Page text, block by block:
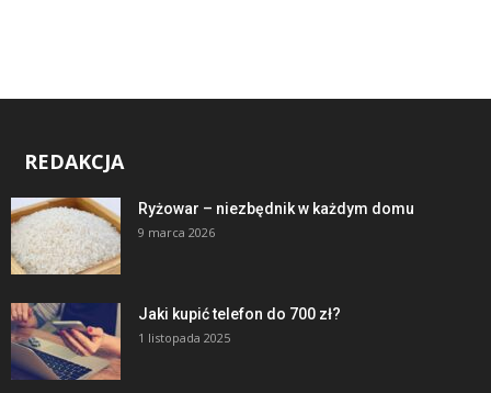
REDAKCJA
Ryżowar – niezbędnik w każdym domu
9 marca 2026
Jaki kupić telefon do 700 zł?
1 listopada 2025